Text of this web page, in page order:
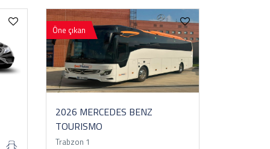
Öne çıkan
2026 MERCEDES BENZ
TOURISMO
Trabzon 1